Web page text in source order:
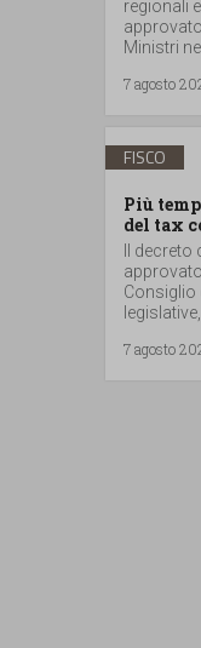
regionali
Ministri
7 agosto
FISCO
Più
del tax
Il
Consiglio
7 agosto